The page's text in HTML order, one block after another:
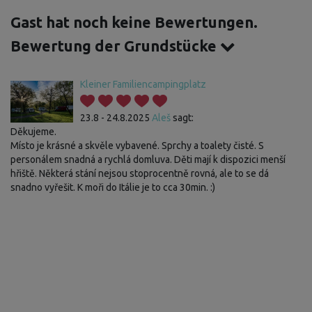
Gast hat noch keine Bewertungen.
Bewertung der Grundstücke
Kleiner Familiencampingplatz
23.8 - 24.8.2025 Aleš sagt:
Děkujeme.
Místo je krásné a skvěle vybavené. Sprchy a toalety čisté. S
personálem snadná a rychlá domluva. Děti mají k dispozici menší
hřiště. Některá stání nejsou stoprocentně rovná, ale to se dá
snadno vyřešit. K moři do Itálie je to cca 30min. :)